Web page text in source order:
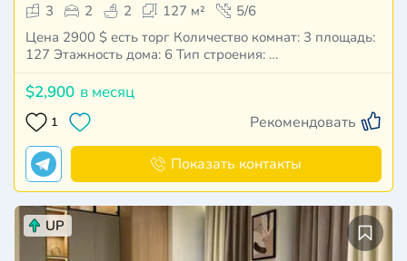
3
2 2 127 м²
5/6
Цена 2900 $ есть торг Количество комнат: 3 площадь:
127 Этажность дома: 6 Тип строения: …
$2,900 в месяц
1 Рекомендовать
Показать контакты
UP